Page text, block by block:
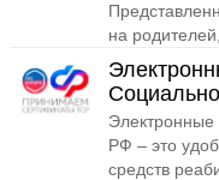
на
РФ – это
средств